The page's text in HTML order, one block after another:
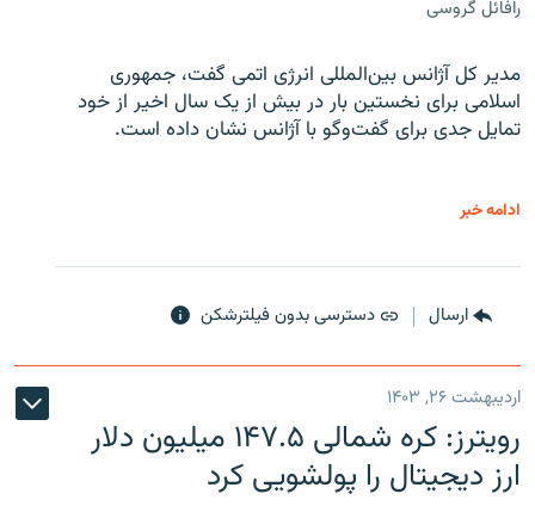
رافائل گروسی
مدیر کل آژانس بین‌المللی انرژی اتمی گفت، جمهوری
اسلامی برای نخستین بار در بیش از یک سال اخیر از خود
تمایل جدی برای گفت‌وگو با آژانس نشان داده است.
ادامه خبر
ارسال دسترسی بدون فیلترشکن
اردیبهشت ۲۶, ۱۴۰۳
رویترز: کره شمالی ۱۴۷.۵ میلیون دلار
ارز دیجیتال را پولشویی کرد